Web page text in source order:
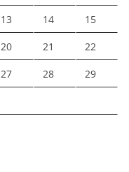
13 14 15
20 21 22
27 28 29